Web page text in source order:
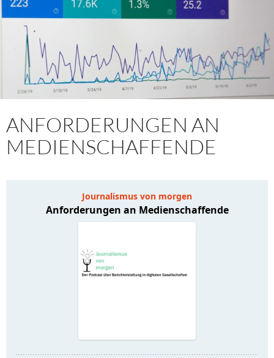
ANFORDERUNGEN AN
MEDIENSCHAFFENDE